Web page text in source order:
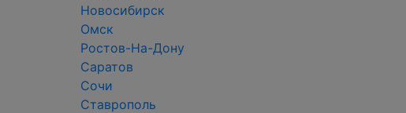
Новосибирск
Омск
Ростов-На-Дону
Саратов
Сочи
Ставрополь